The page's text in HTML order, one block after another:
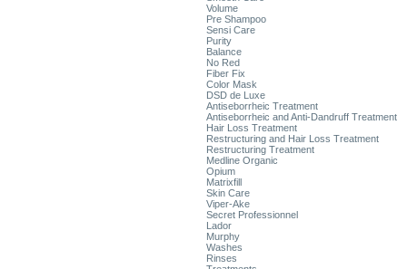
Volume
Pre Shampoo
Sensi Care
Purity
Balance
No Red
Fiber Fix
Color Mask
DSD de Luxe
Antiseborrheic Treatment
Antiseborrheic and Anti-Dandruff Treatment
Hair Loss Treatment
Restructuring and Hair Loss Treatment
Restructuring Treatment
Medline Organic
Opium
Matrixfill
Skin Care
Viper-Ake
Secret Professionnel
Lador
Murphy
Washes
Rinses